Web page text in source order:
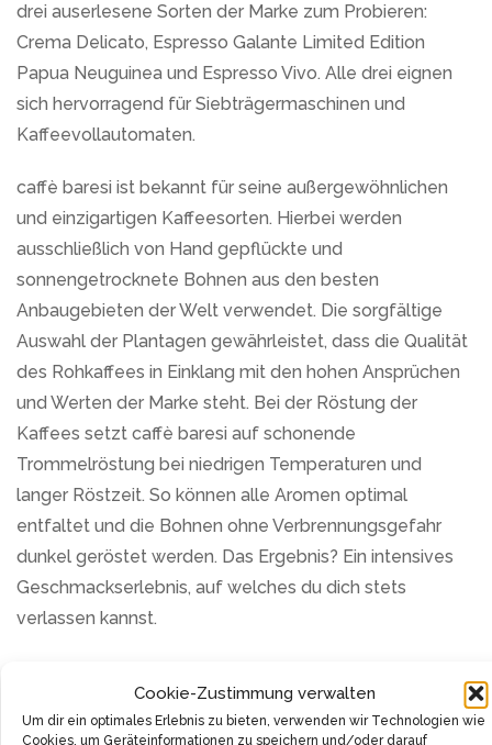
Cookie-Zustimmung verwalten
Um dir ein optimales Erlebnis zu bieten, verwenden wir Technologien wie
Cookies, um Geräteinformationen zu speichern und/oder darauf
drei auserlesene Sorten der Marke zum Probieren:
Crema Delicato, Espresso Galante Limited Edition
Papua Neuguinea und Espresso Vivo. Alle drei eignen
sich hervorragend für Siebträgermaschinen und
Kaffeevollautomaten.
caffè baresi ist bekannt für seine außergewöhnlichen
und einzigartigen Kaffeesorten. Hierbei werden
ausschließlich von Hand gepflückte und
sonnengetrocknete Bohnen aus den besten
Anbaugebieten der Welt verwendet. Die sorgfältige
Auswahl der Plantagen gewährleistet, dass die Qualität
des Rohkaffees in Einklang mit den hohen Ansprüchen
und Werten der Marke steht. Bei der Röstung der
Kaffees setzt caffè baresi auf schonende
Trommelröstung bei niedrigen Temperaturen und
langer Röstzeit. So können alle Aromen optimal
entfaltet und die Bohnen ohne Verbrennungsgefahr
dunkel geröstet werden. Das Ergebnis? Ein intensives
Geschmackserlebnis, auf welches du dich stets
verlassen kannst.
handgepflückten und sonnengetrockneten Rohkaffees
aus renommierten Anbaugebieten in Tansania,